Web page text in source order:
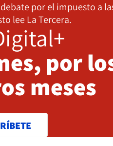
por el impuesto a
lee La Tercera.
por
meses